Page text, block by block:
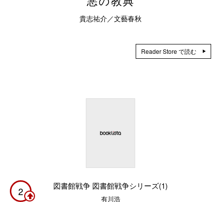
貴志祐介／文藝春秋
Reader Store で読む
2 図書館戦争 図書館戦争シリーズ(1)
有川浩